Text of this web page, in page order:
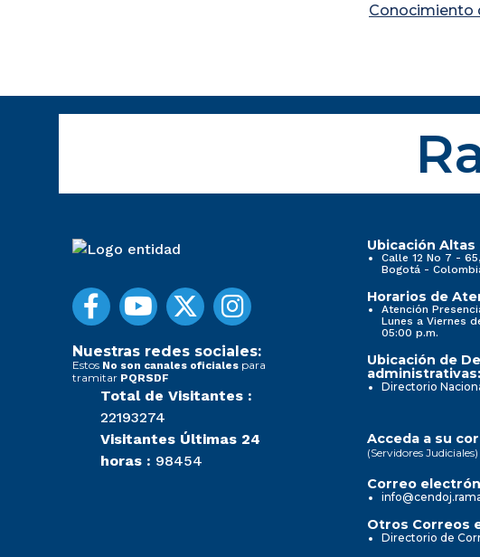
Conocimiento
Nuestras redes sociales:
Estos No son canales oficiales para
tramitar PQRSDF
Total de Visitantes :
22193274
Visitantes Últimas 24
horas : 98454
Ubicación
Calle 12 No 7 -
Bogotá -
Horarios de
Atención
Lunes a Viernes
05:00 p.m.
Ubicación de
administrativas:
Directorio
Acceda a su
(Servidores Judiciales)
Correo
Otros Correos
Directorio de